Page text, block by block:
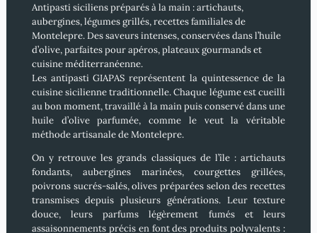
Antipasti siciliens préparés à la main : artichauts,
aubergines, légumes grillés, recettes familiales de
Montelepre. Des saveurs intenses, conservées dans l’huile
d’olive, parfaites pour apéros, plateaux gourmands et
cuisine méditerranéenne.
Les antipasti GIAPAS représentent la quintessence de la
cuisine sicilienne traditionnelle. Chaque légume est cueilli
au bon moment, travaillé à la main puis conservé dans une
huile d’olive parfumée, comme le veut la véritable
méthode artisanale de Montelepre.
On y retrouve les grands classiques de l’île : artichauts
fondants, aubergines marinées, courgettes grillées,
poivrons sucrés-salés, olives préparées selon des recettes
transmises depuis plusieurs générations. Leur texture
douce, leurs parfums légèrement fumés et leurs
assaisonnements précis en font des produits polyvalents :